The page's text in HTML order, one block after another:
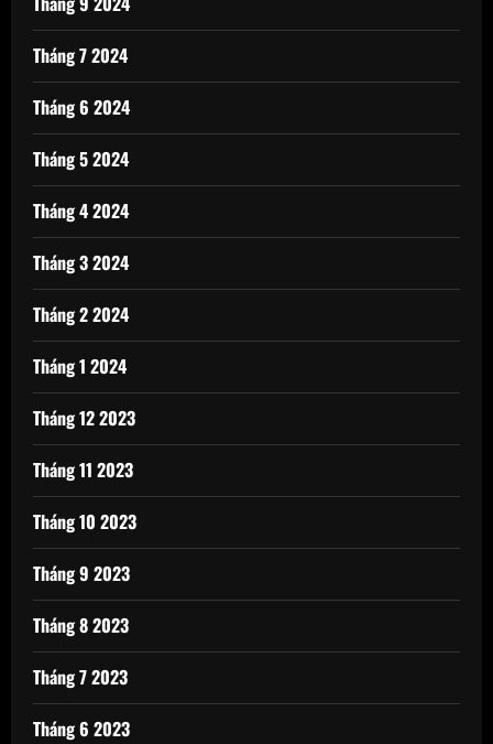
Tháng 7 2024
Tháng 6 2024
Tháng 5 2024
Tháng 4 2024
Tháng 3 2024
Tháng 2 2024
Tháng 1 2024
Tháng 12 2023
Tháng 11 2023
Tháng 10 2023
Tháng 9 2023
Tháng 8 2023
Tháng 7 2023
Tháng 6 2023